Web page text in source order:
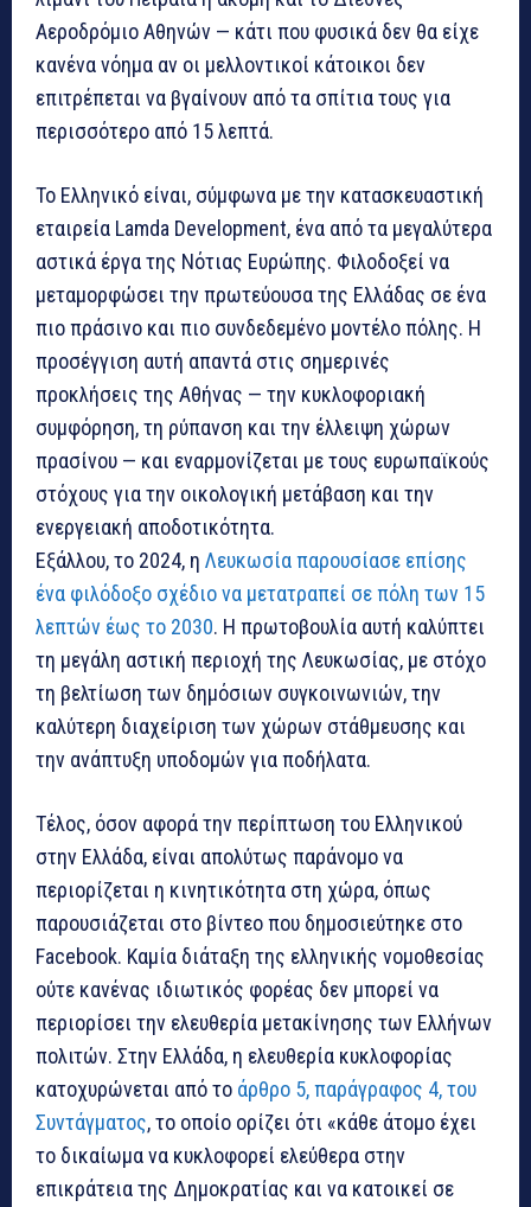
Αεροδρόμιο Αθηνών — κάτι που φυσικά δεν θα είχε
κανένα νόημα αν οι μελλοντικοί κάτοικοι δεν
επιτρέπεται να βγαίνουν από τα σπίτια τους για
περισσότερο από 15 λεπτά.
Το Ελληνικό είναι, σύμφωνα με την κατασκευαστική
εταιρεία Lamda Development, ένα από τα μεγαλύτερα
αστικά έργα της Νότιας Ευρώπης. Φιλοδοξεί να
μεταμορφώσει την πρωτεύουσα της Ελλάδας σε ένα
πιο πράσινο και πιο συνδεδεμένο μοντέλο πόλης. Η
προσέγγιση αυτή απαντά στις σημερινές
προκλήσεις της Αθήνας — την κυκλοφοριακή
συμφόρηση, τη ρύπανση και την έλλειψη χώρων
πρασίνου — και εναρμονίζεται με τους ευρωπαϊκούς
στόχους για την οικολογική μετάβαση και την
ενεργειακή αποδοτικότητα.
Εξάλλου, το 2024, η Λευκωσία παρουσίασε επίσης
ένα φιλόδοξο σχέδιο να μετατραπεί σε πόλη των 15
λεπτών έως το 2030. Η πρωτοβουλία αυτή καλύπτει
τη μεγάλη αστική περιοχή της Λευκωσίας, με στόχο
τη βελτίωση των δημόσιων συγκοινωνιών, την
καλύτερη διαχείριση των χώρων στάθμευσης και
την ανάπτυξη υποδομών για ποδήλατα.
Τέλος, όσον αφορά την περίπτωση του Ελληνικού
στην Ελλάδα, είναι απολύτως παράνομο να
περιορίζεται η κινητικότητα στη χώρα, όπως
παρουσιάζεται στο βίντεο που δημοσιεύτηκε στο
Facebook. Καμία διάταξη της ελληνικής νομοθεσίας
ούτε κανένας ιδιωτικός φορέας δεν μπορεί να
περιορίσει την ελευθερία μετακίνησης των Ελλήνων
πολιτών. Στην Ελλάδα, η ελευθερία κυκλοφορίας
κατοχυρώνεται από το άρθρο 5, παράγραφος 4, του
Συντάγματος, το οποίο ορίζει ότι «κάθε άτομο έχει
το δικαίωμα να κυκλοφορεί ελεύθερα στην
επικράτεια της Δημοκρατίας και να κατοικεί σε